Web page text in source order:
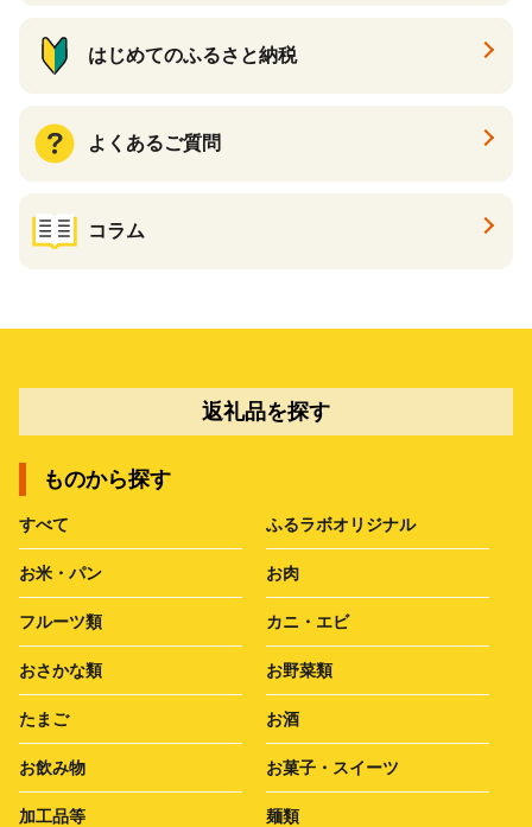
はじめてのふるさと納税
よくあるご質問
コラム
返礼品を探す
ものから探す
すべて ふるラボオリジナル
お米・パン お肉
フルーツ類 カニ・エビ
おさかな類 お野菜類
たまご お酒
お飲み物 お菓子・スイーツ
加工品等 麺類